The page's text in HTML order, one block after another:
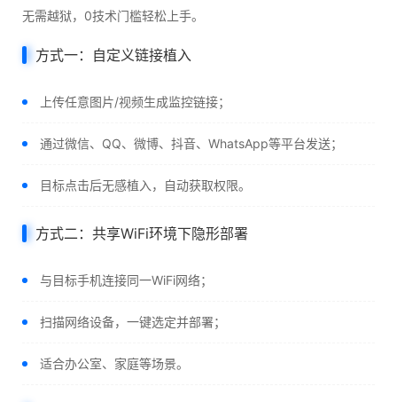
无需越狱，0技术门槛轻松上手。
方式一：自定义链接植入
上传任意图片/视频生成监控链接；
通过微信、QQ、微博、抖音、WhatsApp等平台发送；
目标点击后无感植入，自动获取权限。
方式二：共享WiFi环境下隐形部署
与目标手机连接同一WiFi网络；
扫描网络设备，一键选定并部署；
适合办公室、家庭等场景。